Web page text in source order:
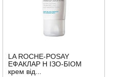
LA ROCHE-POSAY
ЕФАКЛАР Н ІЗО-БІОМ
крем від...